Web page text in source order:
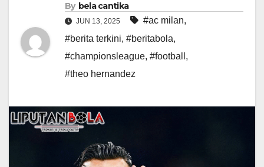
By bela cantika
JUN 13, 2025 #ac milan,
#berita terkini, #beritabola,
#championsleague, #football ,
#theo hernandez